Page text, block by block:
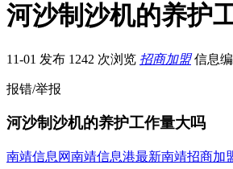
河沙制沙机的养护
11-01 发布 1242 次浏览 招商加盟 信息
报错/举报
河沙制沙机的养护工作量大吗
南靖信息网南靖信息港最新南靖招商加